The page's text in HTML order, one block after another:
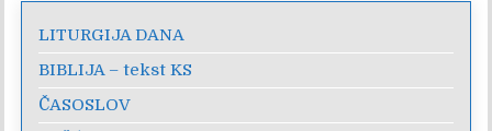
LITURGIJA DANA
BIBLIJA – tekst KS
ČASOSLOV